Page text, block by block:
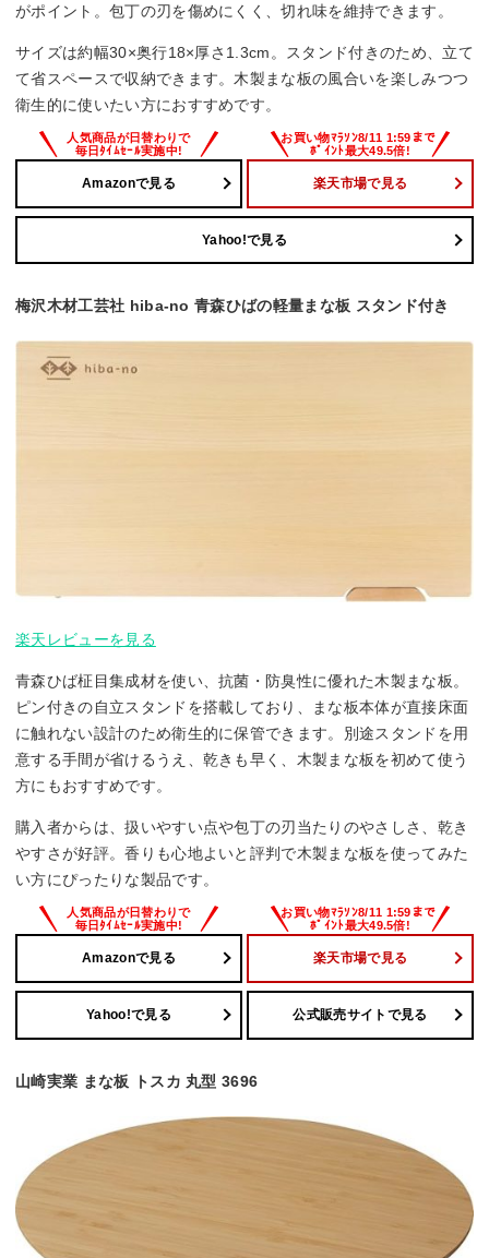
がポイント。包丁の刃を傷めにくく、切れ味を維持できます。
サイズは約幅30×奥行18×厚さ1.3cm。スタンド付きのため、立て
て省スペースで収納できます。木製まな板の風合いを楽しみつつ
衛生的に使いたい方におすすめです。
Amazonで見る 楽天市場で見る
Yahoo!で見る
梅沢木材工芸社 hiba-no 青森ひばの軽量まな板 スタンド付き
楽天レビューを見る
青森ひば柾目集成材を使い、抗菌・防臭性に優れた木製まな板。
ピン付きの自立スタンドを搭載しており、まな板本体が直接床面
に触れない設計のため衛生的に保管できます。別途スタンドを用
意する手間が省けるうえ、乾きも早く、木製まな板を初めて使う
方にもおすすめです。
購入者からは、扱いやすい点や包丁の刃当たりのやさしさ、乾き
やすさが好評。香りも心地よいと評判で木製まな板を使ってみた
い方にぴったりな製品です。
Amazonで見る 楽天市場で見る
Yahoo!で見る 公式販売サイトで見る
山崎実業 まな板 トスカ 丸型 3696